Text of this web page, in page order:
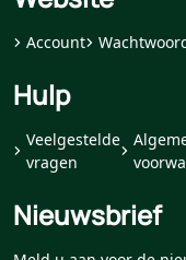
Account
Hulp
Veelgestelde
vragen
Nieuwsbrief